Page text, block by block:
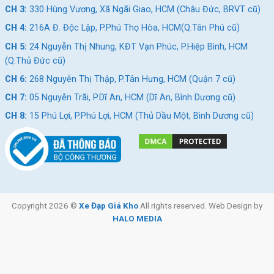
CH 3: 330 Hùng Vương, Xã Ngãi Giao, HCM (Châu Đức, BRVT cũ)
CH 4: 216A Đ. Độc Lập, P.Phú Thọ Hòa, HCM(Q.Tân Phú cũ)
CH 5: 24 Nguyễn Thị Nhung, KĐT Vạn Phúc, P.Hiệp Bình, HCM
(Q.Thủ Đức cũ)
CH 6: 268 Nguyễn Thị Thập, P.Tân Hưng, HCM (Quận 7 cũ)
CH 7: 05 Nguyễn Trãi, P.Dĩ An, HCM (Dĩ An, Bình Dương cũ)
CH 8: 15 Phú Lợi, P.Phú Lợi, HCM (Thủ Dầu Một, Bình Dương cũ)
Copyright 2026 © Xe Đạp Giá KhoAll rights reserved. Web Design by
HALO MEDIA